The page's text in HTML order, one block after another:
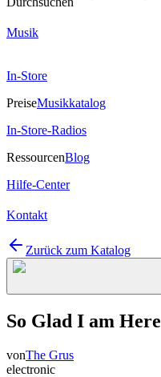
Musik
In-Store
PreiseMusikkatalog
In-Store-Radios
RessourcenBlog
Hilfe-Center
Kontakt
Zurück zum Katalog
So Glad I am Here
vonThe Grus
electronic